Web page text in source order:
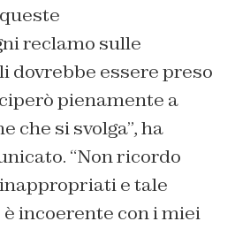
reclamo sulle
dovrebbe essere preso
pienamente a
che si svolga”, ha
“Non ricordo
e tale
incoerente con i miei